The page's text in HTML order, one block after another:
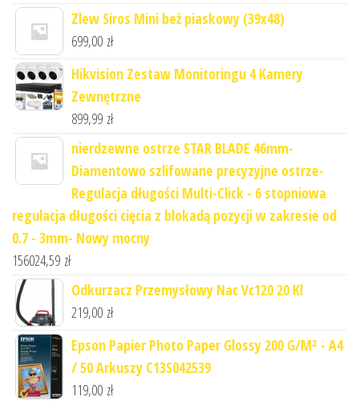
Zlew Siros Mini beż piaskowy (39x48)
699,00 zł
Hikvision Zestaw Monitoringu 4 Kamery
Zewnętrzne
899,99 zł
nierdzewne ostrze STAR BLADE 46mm-
Diamentowo szlifowane precyzyjne ostrze-
Regulacja długości Multi-Click - 6 stopniowa
regulacja długości cięcia z blokadą pozycji w zakresie od
0.7 - 3mm- Nowy mocny
156024,59 zł
Odkurzacz Przemysłowy Nac Vc120 20 Kl
219,00 zł
Epson Papier Photo Paper Glossy 200 G/M² - A4
/ 50 Arkuszy C13S042539
119,00 zł